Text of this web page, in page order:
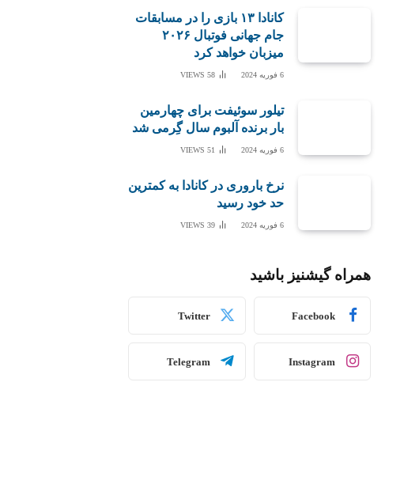
کانادا ۱۳ بازی را در مسابقات
جام جهانی فوتبال ۲۰۲۶
میزبان خواهد کرد
6 فوریه 2024 58
VIEWS
تیلور سوئیفت برای چهارمین
بار برنده آلبوم سال گِرمی شد
6 فوریه 2024 51
VIEWS
نرخ باروری در کانادا به کمترین
حد خود رسید
6 فوریه 2024 39
VIEWS
همراه گیشنیز باشید
Facebook
Twitter
Instagram
Telegram